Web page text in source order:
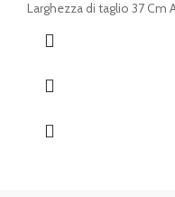
Larghezza di taglio 37